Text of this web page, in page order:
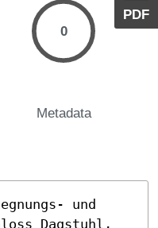
PDF
0
Metadata
und
Dagstuhl,